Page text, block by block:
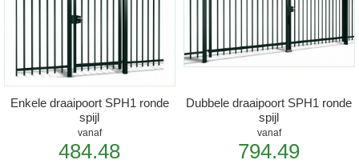
Enkele draaipoort SPH1 ronde
spijl
vanaf
484.48
Dubbele draaipoort SPH1 ronde
spijl
vanaf
794.49